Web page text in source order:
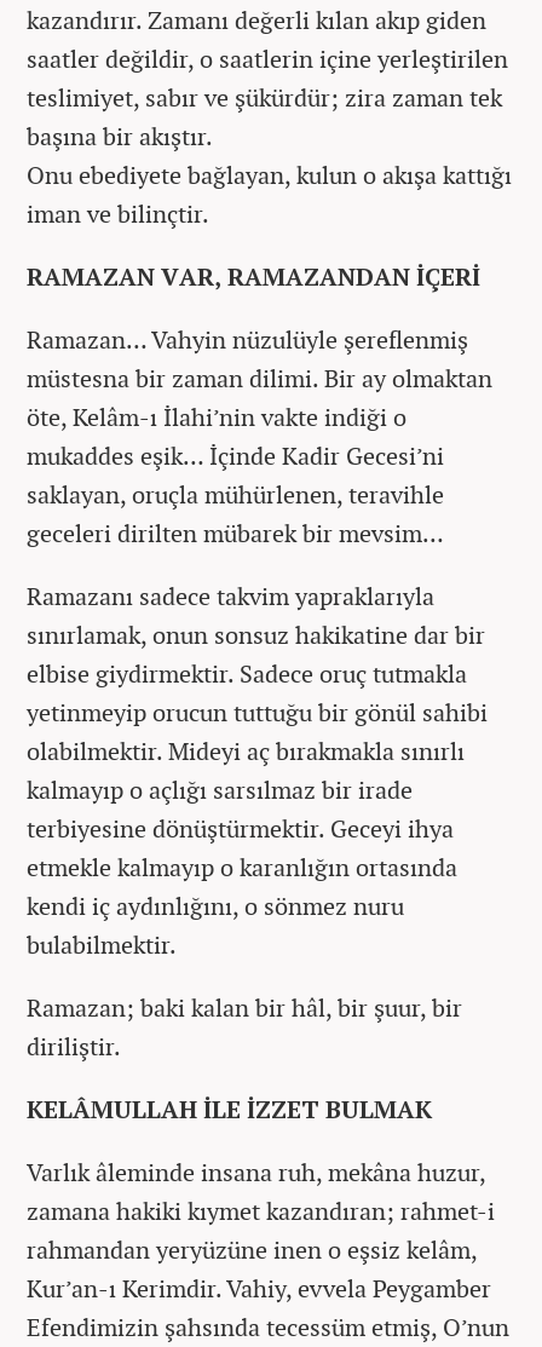
kazandırır. Zamanı değerli kılan akıp giden
saatler değildir, o saatlerin içine yerleştirilen
teslimiyet, sabır ve şükürdür; zira zaman tek
başına bir akıştır.
Onu ebediyete bağlayan, kulun o akışa kattığı
iman ve bilinçtir.
RAMAZAN VAR, RAMAZANDAN İÇERİ
Ramazan… Vahyin nüzulüyle şereflenmiş
müstesna bir zaman dilimi. Bir ay olmaktan
öte, Kelâm-ı İlahi’nin vakte indiği o
mukaddes eşik… İçinde Kadir Gecesi’ni
saklayan, oruçla mühürlenen, teravihle
geceleri dirilten mübarek bir mevsim…
Ramazanı sadece takvim yapraklarıyla
sınırlamak, onun sonsuz hakikatine dar bir
elbise giydirmektir. Sadece oruç tutmakla
yetinmeyip orucun tuttuğu bir gönül sahibi
olabilmektir. Mideyi aç bırakmakla sınırlı
kalmayıp o açlığı sarsılmaz bir irade
terbiyesine dönüştürmektir. Geceyi ihya
etmekle kalmayıp o karanlığın ortasında
kendi iç aydınlığını, o sönmez nuru
bulabilmektir.
Ramazan; baki kalan bir hâl, bir şuur, bir
diriliştir.
KELÂMULLAH İLE İZZET BULMAK
Varlık âleminde insana ruh, mekâna huzur,
zamana hakiki kıymet kazandıran; rahmet-i
rahmandan yeryüzüne inen o eşsiz kelâm,
Kur’an-ı Kerimdir. Vahiy, evvela Peygamber
Efendimizin şahsında tecessüm etmiş, O’nun